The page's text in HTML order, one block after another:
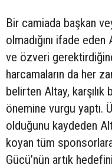
Bir camiada başkan
olmadığını ifade
ve özveri
harcamaların da her
belirten Altay, karşılık
önemine vurgu yaptı.
olduğunu kaydeden
koyan tüm
Gücü’nün artık